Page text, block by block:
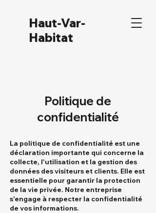
Haut-Var-
Habitat
Politique de
confidentialité
La politique de confidentialité est une
déclaration importante qui concerne la
collecte, l'utilisation et la gestion des
données des visiteurs et clients. Elle est
essentielle pour garantir la protection
de la vie privée. Notre entreprise
s'engage à respecter la confidentialité
de vos informations.